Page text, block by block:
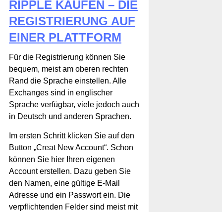
RIPPLE KAUFEN – DIE
REGISTRIERUNG AUF
EINER PLATTFORM
Für die Registrierung können Sie
bequem, meist am oberen rechten
Rand die Sprache einstellen. Alle
Exchanges sind in englischer
Sprache verfügbar, viele jedoch auch
in Deutsch und anderen Sprachen.
Im ersten Schritt klicken Sie auf den
Button „Creat New Account“. Schon
können Sie hier Ihren eigenen
Account erstellen. Dazu geben Sie
den Namen, eine gültige E-Mail
Adresse und ein Passwort ein. Die
verpflichtenden Felder sind meist mit